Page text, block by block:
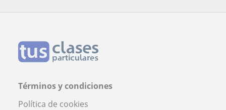
Términos y condiciones
Política de cookies